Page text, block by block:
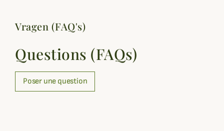
Vragen (FAQ's)
Questions (FAQs)
Poser une question